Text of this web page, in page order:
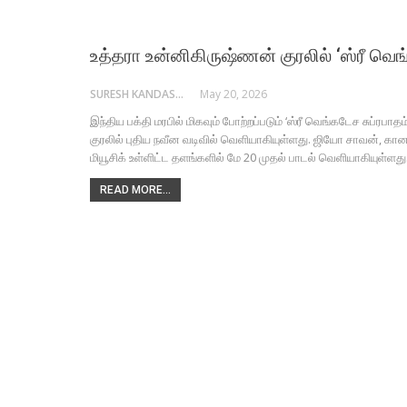
உத்தரா உன்னிகிருஷ்ணன் குரலில் ‘ஸ்ரீ
SURESH KANDASAMY May 20, 2026
இந்திய பக்தி மரபில் மிகவும் போற்றப்படும் ‘ஸ்ரீ வெங்கடேச
குரலில் புதிய நவீன வடிவில் வெளியாகியுள்ளது. ஜியோ சாவன்,
மியூசிக் உள்ளிட்ட தளங்களில் மே 20 முதல் பாடல்
READ MORE...